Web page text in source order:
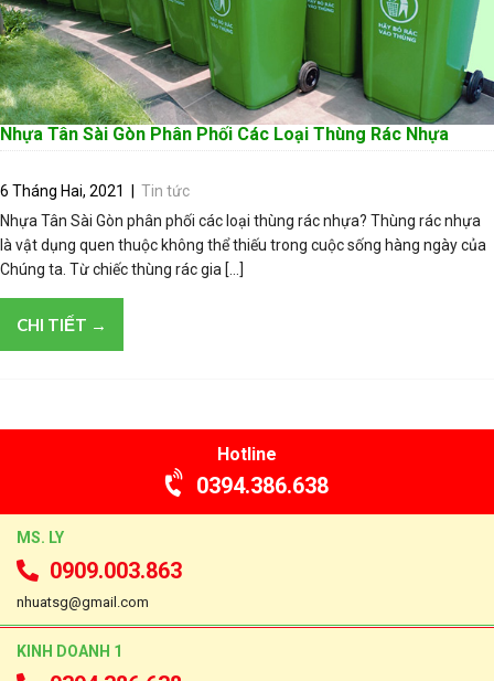
Nhựa Tân Sài Gòn Phân Phối Các Loại Thùng Rác Nhựa
6 Tháng Hai, 2021
Tin tức
Nhựa Tân Sài Gòn phân phối các loại thùng rác nhựa? Thùng rác nhựa
là vật dụng quen thuộc không thể thiếu trong cuộc sống hàng ngày của
Chúng ta. Từ chiếc thùng rác gia […]
CHI TIẾT →
Hotline
0394.386.638
MS. LY
0909.003.863
nhuatsg@gmail.com
KINH DOANH 1